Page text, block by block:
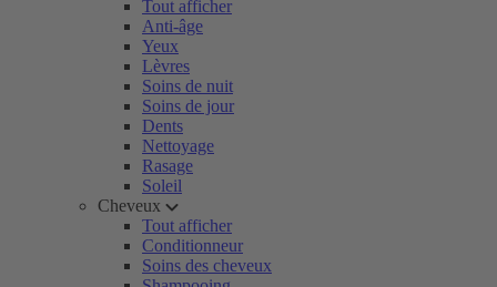
Tout afficher
Anti-âge
Yeux
Lèvres
Soins de nuit
Soins de jour
Dents
Nettoyage
Rasage
Soleil
Cheveux
Tout afficher
Conditionneur
Soins des cheveux